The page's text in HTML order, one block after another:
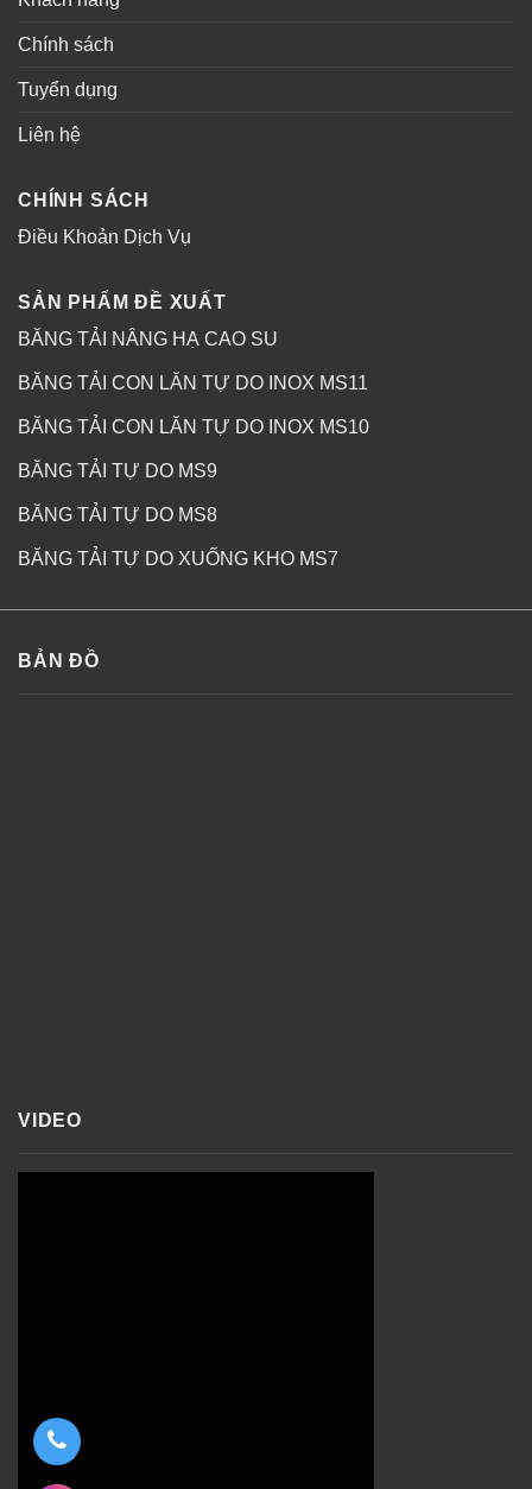
Chính sách
Tuyển dụng
Liên hệ
CHÍNH SÁCH
Điều Khoản Dịch Vụ
SẢN PHẨM ĐỀ XUẤT
BĂNG TẢI NÂNG HẠ CAO SU
BĂNG TẢI CON LĂN TỰ DO INOX MS11
BĂNG TẢI CON LĂN TỰ DO INOX MS10
BĂNG TẢI TỰ DO MS9
BĂNG TẢI TỰ DO MS8
BĂNG TẢI TỰ DO XUỐNG KHO MS7
BẢN ĐỒ
VIDEO